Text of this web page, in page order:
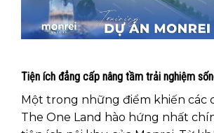
Tiện ích đẳng cấp nâng tầm trải nghiệm
Một trong những điểm khiến các
The One Land hào hứng nhất